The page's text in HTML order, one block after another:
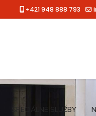
+421 948 888 793
ŠPECIÁLNE SLUŽBY